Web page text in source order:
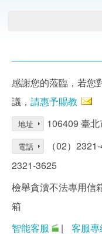
感謝您的蒞臨，若您
議， 請惠予賜教
地址 106409 臺
電話
（02）
2321-3625
檢舉貪瀆不法專用信
箱
智能客服
| 客服